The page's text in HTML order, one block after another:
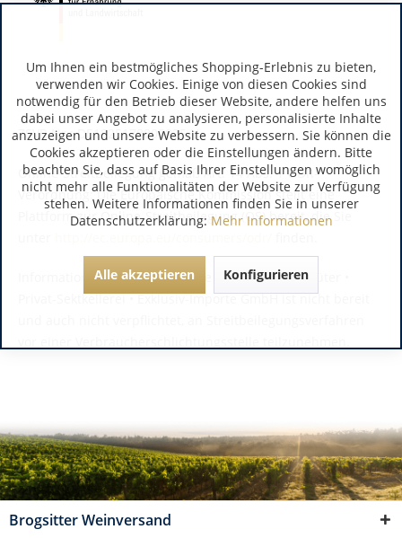
ZSVR Nr.: DE1825178805825-V
Online-Streitbeilegung gemäß Art. 14 Abs. 1 ODR-
Verordnung: Die Europäische Kommission stellt eine
Plattform zur Online-Streitbeilegung (OS) bereit, die Sie
Information nach § 36 VSBG: Die Brogsitter Weingüter •
Privat-Sektkellerei • Exklusiv-Importe GmbH ist nicht bereit
Brogsitter Weinversand
Um Ihnen ein bestmögliches Shopping-Erlebnis zu bieten,
verwenden wir Cookies. Einige von diesen Cookies sind
notwendig für den Betrieb dieser Website, andere helfen uns
dabei unser Angebot zu analysieren, personalisierte Inhalte
anzuzeigen und unsere Website zu verbessern. Sie können die
Cookies akzeptieren oder die Einstellungen ändern. Bitte
beachten Sie, dass auf Basis Ihrer Einstellungen womöglich
nicht mehr alle Funktionalitäten der Website zur Verfügung
stehen. Weitere Informationen finden Sie in unserer
Datenschutzerklärung: Mehr Informationen
Alle akzeptieren Konfigurieren